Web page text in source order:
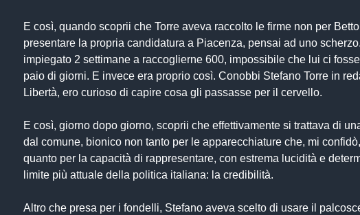
E così, quando scoprii che Torre aveva raccolto le firme non per
presentare la propria candidatura a Piacenza, pensai ad uno
impiegato 2 settimane a raccoglierne 600, impossibile che lui ci
paio di giorni. E invece era proprio così. Conobbi Stefano Torre in
Libertà, ero curioso di capire cosa gli passasse per il cervello.
E così, giorno dopo giorno, scoprii che effettivamente si trattava di
dal comune, bionico non tanto per le apparecchiature che, mi
quanto per la capacità di rappresentare, con estrema lucidità e
limite più attuale della politica italiana: la credibilità.
Altro che presa per i fondelli, Stefano aveva scelto di usare il